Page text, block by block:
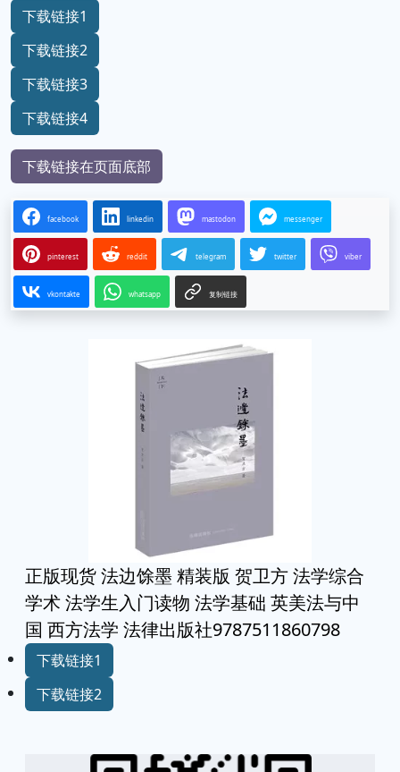
下载链接1
下载链接2
下载链接3
下载链接4
下载链接在页面底部
facebook linkedin mastodon messenger
pinterest reddit telegram twitter viber
vkontakte whatsapp 复制链接
正版现货 法边馀墨 精装版 贺卫方 法学综合
学术 法学生入门读物 法学基础 英美法与中
国 西方法学 法律出版社9787511860798
下载链接1
下载链接2